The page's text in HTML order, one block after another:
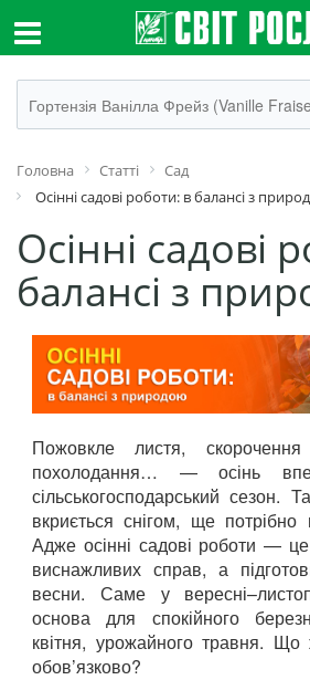
Головна Статті
Сад
Осінні садові роботи: в балансі з
Осінні садові
балансі з
Пожовкле листя, скорочення
похолодання… — осінь
сільськогосподарський сезон.
вкриється снігом, ще потрібно
Адже осінні садові роботи —
виснажливих справ, а
весни. Саме у
основа для спокійного
квітня, урожайного травня.
обов’язково?